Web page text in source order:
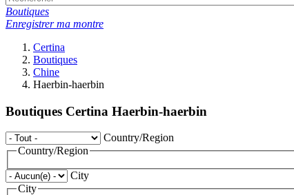
Boutiques
Enregistrer ma montre
Certina
Boutiques
Chine
Haerbin-haerbin
Boutiques Certina Haerbin-haerbin
Country/Region
Country/Region
City
City